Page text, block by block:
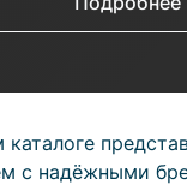
каталоге
с надёжными